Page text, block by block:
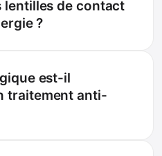
de contact
?
est-il
traitement anti-